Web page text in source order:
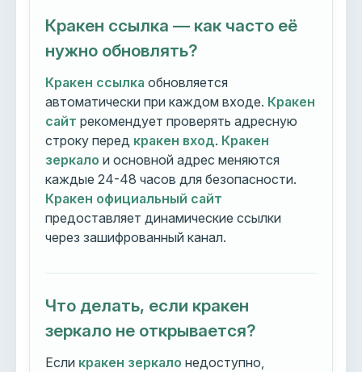
Кракен ссылка — как часто её
нужно обновлять?
Кракен ссылка обновляется
автоматически при каждом входе. Кракен
сайт рекомендует проверять адресную
строку перед кракен вход. Кракен
зеркало и основной адрес меняются
каждые 24-48 часов для безопасности.
Кракен официальный сайт
предоставляет динамические ссылки
через зашифрованный канал.
Что делать, если кракен
зеркало не открывается?
Если кракен зеркало недоступно,